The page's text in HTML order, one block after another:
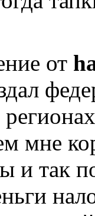
от
мне
и так